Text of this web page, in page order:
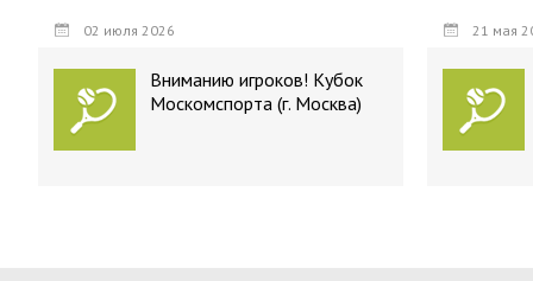
02 июля 2026
Вниманию игроков! Кубок
Москомспорта (г. Москва)
21 мая